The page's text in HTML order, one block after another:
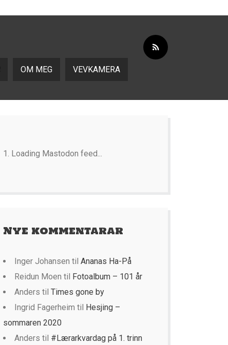
OM MEG VEVKAMERA
Loading Mastodon feed...
Nye kommentarar
Inger Johansen til Ananas Ha-På
Reidun Moen til Fotoalbum – 101 år
Anders til Times gone by
Ingrid Fagerheim til Hesjing –
sommaren 2020
Anders til #Lærarkvardag på 1. trinn